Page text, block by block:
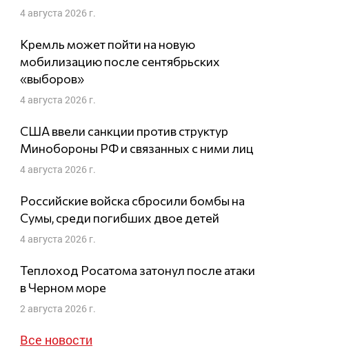
4 августа 2026 г.
Кремль может пойти на новую
мобилизацию после сентябрьских
«выборов»
4 августа 2026 г.
США ввели санкции против структур
Минобороны РФ и связанных с ними лиц
4 августа 2026 г.
Российские войска сбросили бомбы на
Сумы, среди погибших двое детей
4 августа 2026 г.
Теплоход Росатома затонул после атаки
в Черном море
2 августа 2026 г.
Все новости